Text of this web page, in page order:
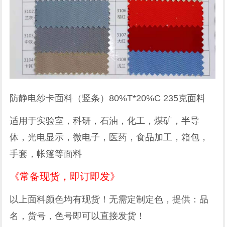
防静电纱卡面料（竖条）80%T*20%C 235克面料
适用于实验室，科研，石油，化工，煤矿，半导
体，光电显示，微电子，医药，食品加工，箱包，
手套，帐篷等面料
《常备现货，即订即发》
以上面料颜色均有现货！无需定制定色，提供：品
名，货号，色号即可以直接发货！